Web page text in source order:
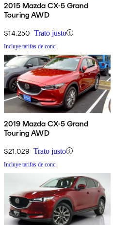
2015 Mazda CX-5 Grand
Touring AWD
$14,250 Trato justo
Incluye tarifas de conc.
2019 Mazda CX-5 Grand
Touring AWD
$21,029 Trato justo
Incluye tarifas de conc.